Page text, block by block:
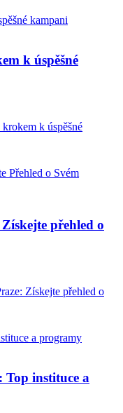
k úspěšné
k úspěšné
přehled o
Získejte přehled o
Top instituce a